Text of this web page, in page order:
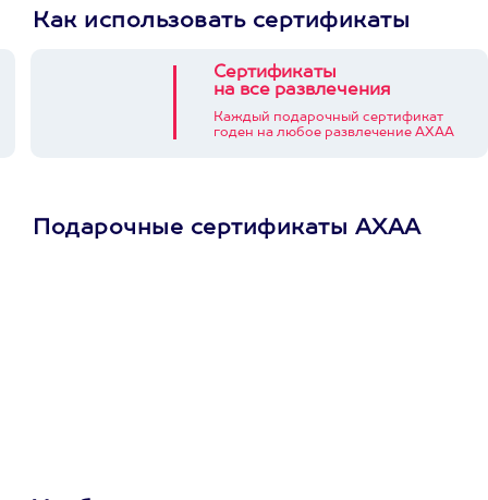
Как использовать сертификаты
Сертификаты
на все развлечения
Каждый подарочный сертификат
годен на любое развлечение АХАА
Подарочные сертификаты АХАА